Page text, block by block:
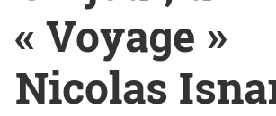
« Voyage »
Nicolas